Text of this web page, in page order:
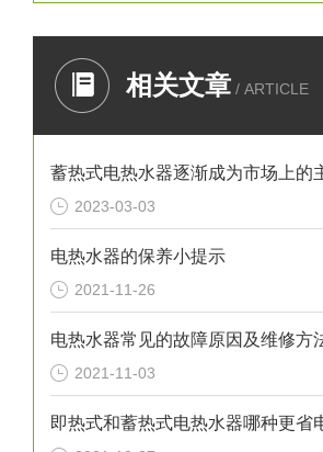
相关文章 / ARTICLE
2023-03-03
电热水器的保养小提示
2021-11-26
电热水器常见的故障原因及维修方
2021-11-03
即热式和蓄热式电热水器哪种更省